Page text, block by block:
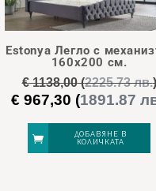
options
be
chosen
on
the
product
Estonya Легло с
160х200 см.
€1138,00(2225.73 лв.)
Original
was:
€ 1138,00.
€ 967,30 (1891.87
ДОБАВЯНЕ В
КОЛИЧКАТА